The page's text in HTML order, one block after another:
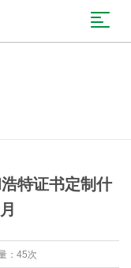
特证书定制什
：45次